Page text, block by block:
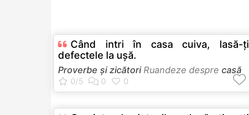
Când intri în casa cuiva, lasă-ţi
defectele la uşă.
Proverbe și zicătoriRuandeze despre casă